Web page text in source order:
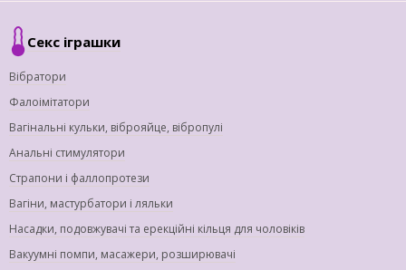
Секс іграшки
Вібратори
Фалоімітатори
Вагінальні кульки, віброяйце, вібропулі
Анальні стимулятори
Страпони і фаллопротези
Вагіни, мастурбатори і ляльки
Насадки, подовжувачі та ерекційні кільця для чоловіків
Вакуумні помпи, масажери, розширювачі